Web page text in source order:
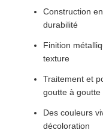
Construction
durabilité
Finition
texture
Traitement et
goutte à goutte
Des couleurs
décoloration